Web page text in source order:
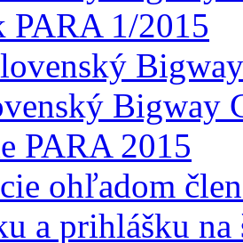
PARA 1/2015
Bigway
PARA 2015
ohľadom
a prihlášku